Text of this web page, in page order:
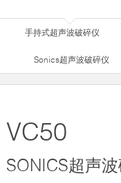
手持式超声波破碎仪
Sonics超声波破碎仪
VC50
SONICS超声